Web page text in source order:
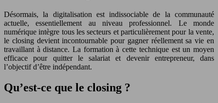
Désormais, la digitalisation est indissociable de la communauté
actuelle, essentiellement au niveau professionnel. Le monde
numérique intègre tous les secteurs et particulièrement pour la vente,
le closing devient incontournable pour gagner réellement sa vie en
travaillant à distance. La formation à cette technique est un moyen
efficace pour quitter le salariat et devenir entrepreneur, dans
l’objectif d’être indépendant.
Qu’est-ce que le closing ?